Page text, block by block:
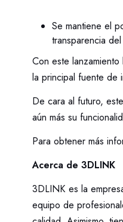
Se mantiene el
transparencia
Con este
la principal fuente de
De cara al futuro,
aún más su
Para obtener más
Acerca de 3DLINK
3DLINK es la
equipo de